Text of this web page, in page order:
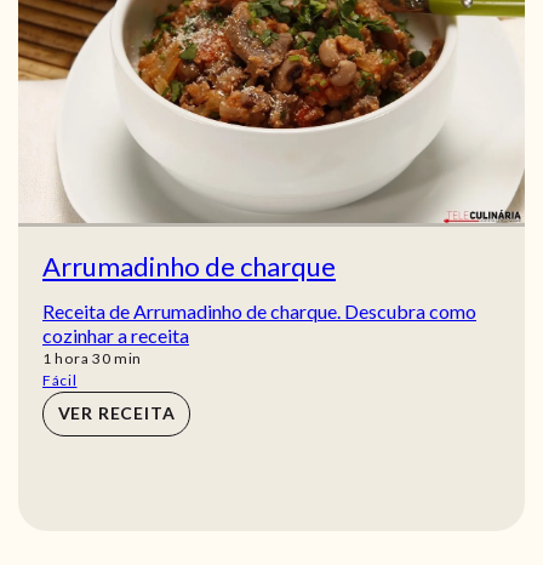
Arrumadinho de charque
Receita de Arrumadinho de charque. Descubra como
cozinhar a receita
1 hora
hora 30min
min
Fácil
VER RECEITA